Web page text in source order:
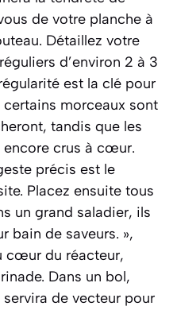
de votre planche à
Détaillez votre
d’environ 2 à 3
est la clé pour
morceaux sont
tandis que les
encore crus à cœur.
précis est le
Placez ensuite tous
un grand saladier, ils
bain de saveurs. »,
cœur du réacteur,
Dans un bol,
servira de vecteur pour